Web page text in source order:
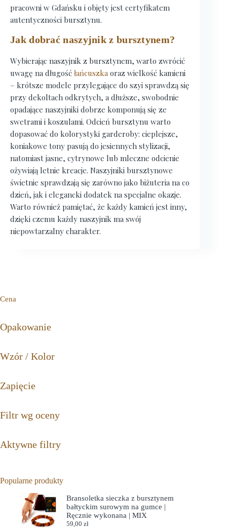
pracowni w Gdańsku i objęty jest certyfikatem
autentyczności bursztynu.
Jak dobrać naszyjnik z bursztynem?
Wybierając naszyjnik z bursztynem, warto zwrócić
uwagę na długość łańcuszka oraz wielkość kamieni
– krótsze modele przylegające do szyi sprawdzą się
przy dekoltach odkrytych, a dłuższe, swobodnie
opadające naszyjniki dobrze komponują się ze
swetrami i koszulami. Odcień bursztynu warto
dopasować do kolorystyki garderoby: cieplejsze,
koniakowe tony pasują do jesiennych stylizacji,
natomiast jasne, cytrynowe lub mleczne odcienie
ożywiają letnie kreacje. Naszyjniki bursztynowe
świetnie sprawdzają się zarówno jako biżuteria na co
dzień, jak i elegancki dodatek na specjalne okazje.
Warto również pamiętać, że każdy kamień jest inny,
dzięki czemu każdy naszyjnik ma swój
niepowtarzalny charakter.
Cena
Opakowanie
Wzór / Kolor
Zapięcie
Filtr wg oceny
Aktywne filtry
Popularne produkty
Bransoletka sieczka z bursztynem
bałtyckim surowym na gumce |
Ręcznie wykonana | MIX
59,00 zł